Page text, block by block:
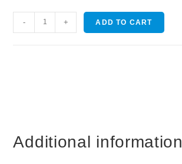
для
- + ADD TO CART
Additional information